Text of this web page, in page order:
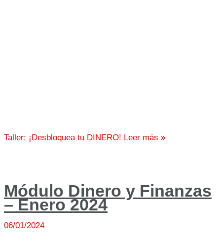
Taller: ¡Desbloquea tu DINERO! Leer más »
Módulo Dinero y Finanzas
– Enero 2024
06/01/2024